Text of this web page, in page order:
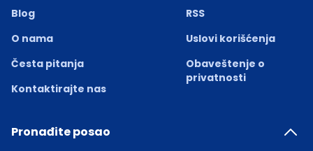
Blog
O nama
Česta pitanja
Kontaktirajte nas
RSS
Uslovi korišćenja
Obaveštenje o
privatnosti
Pronađite posao